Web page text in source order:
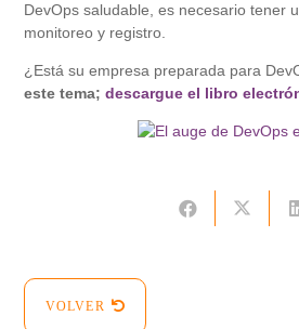
DevOps saludable, es necesario tener
monitoreo y registro.
¿Está su empresa preparada para
este tema;descargue el libro
VOLVER